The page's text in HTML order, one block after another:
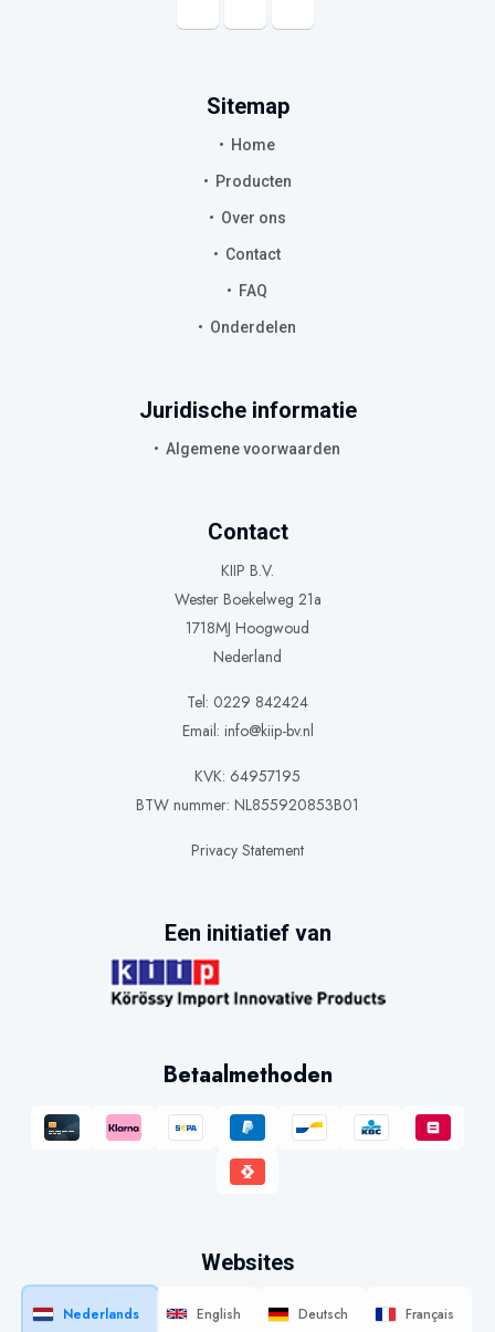
Sitemap
Home
Producten
Over ons
Contact
FAQ
Onderdelen
Juridische informatie
Algemene voorwaarden
Contact
KIIP B.V.
Wester Boekelweg 21a
1718MJ Hoogwoud
Nederland
Tel: 0229 842424
Email: info@kiip-bv.nl
KVK: 64957195
BTW nummer: NL855920853B01
Privacy Statement
Een initiatief van
Betaalmethoden
Websites
Nederlands English Deutsch Français